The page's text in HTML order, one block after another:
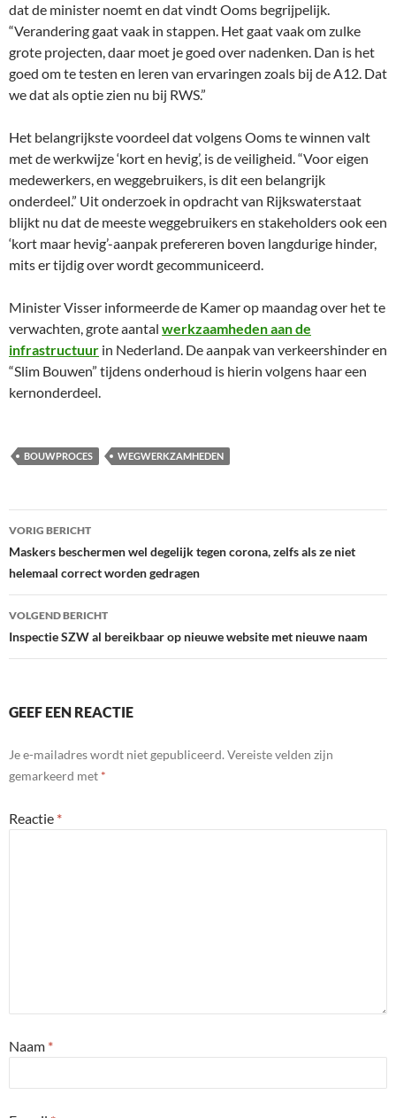
dat de minister noemt en dat vindt Ooms begrijpelijk.
“Verandering gaat vaak in stappen. Het gaat vaak om zulke
grote projecten, daar moet je goed over nadenken. Dan is het
goed om te testen en leren van ervaringen zoals bij de A12. Dat
we dat als optie zien nu bij RWS.”
Het belangrijkste voordeel dat volgens Ooms te winnen valt
met de werkwijze ‘kort en hevig’, is de veiligheid. “Voor eigen
medewerkers, en weggebruikers, is dit een belangrijk
onderdeel.” Uit onderzoek in opdracht van Rijkswaterstaat
blijkt nu dat de meeste weggebruikers en stakeholders ook een
‘kort maar hevig’-aanpak prefereren boven langdurige hinder,
mits er tijdig over wordt gecommuniceerd.
Minister Visser informeerde de Kamer op maandag over het te
verwachten, grote aantal werkzaamheden aan de
infrastructuur in Nederland. De aanpak van verkeershinder en
“Slim Bouwen” tijdens onderhoud is hierin volgens haar een
kernonderdeel.
BOUWPROCES WEGWERKZAMHEDEN
Bericht
navigatie
VORIG BERICHT
Maskers beschermen wel degelijk tegen corona, zelfs als ze niet
helemaal correct worden gedragen
VOLGEND BERICHT
Inspectie SZW al bereikbaar op nieuwe website met nieuwe naam
GEEF EEN REACTIE
Je e-mailadres wordt niet gepubliceerd. Vereiste velden zijn
gemarkeerd met *
Reactie *
Naam *